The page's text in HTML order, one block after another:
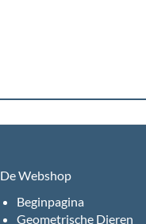
De Webshop
Beginpagina
Geometrische Dieren